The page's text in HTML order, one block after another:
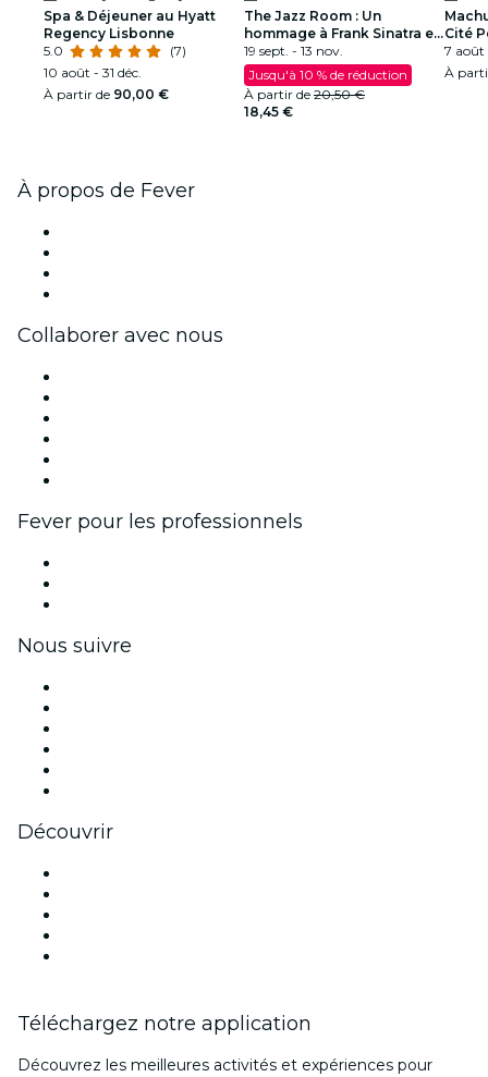
Spa & Déjeuner au Hyatt
Regency Lisbonne
5.0
(7)
10 août - 31 déc.
À partir de 90,00 €
The Jazz Room : Un
hommage à Frank Sinatra et
Louis Armstrong
19 sept. - 13 nov.
Jusqu'à 10 % de réduction
À partir de 20,50 €
18,45 €
Cité
7 août
À
À propos de Fever
Collaborer avec nous
Fever pour les professionnels
Nous suivre
Découvrir
Téléchargez notre application
Découvrez les meilleures activités et expériences pour